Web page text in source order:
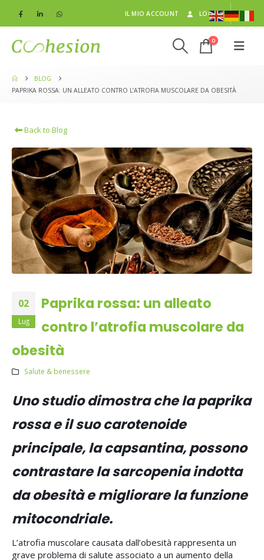
IL MIO ACCOUNT LOG IN
0
BLOG
PAPRIKA ROSSA: UN ALLEATO CONTRO L’ATROFIA MUSCOLARE DA OBESITÀ
Back to Blog
02
Lug
Paprika rossa: un alleato
contro l’atrofia muscolare da
obesità
Salute & benessere
Uno studio dimostra che la paprika
rossa e il suo carotenoide
principale, la capsantina, possono
contrastare la sarcopenia indotta
da obesità e migliorare la funzione
mitocondriale.
L’atrofia muscolare causata dall’obesità rappresenta un
grave problema di salute associato a un aumento della